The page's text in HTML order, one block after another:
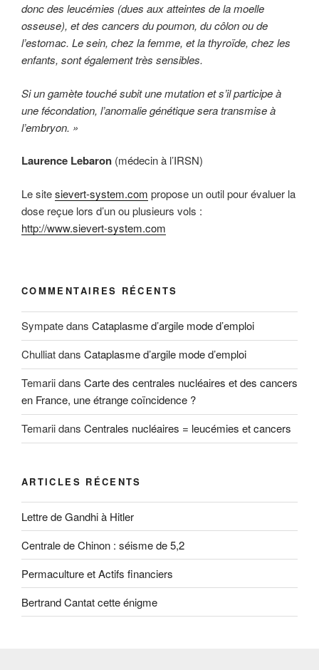
donc des leucémies (dues aux atteintes de la moelle
osseuse), et des cancers du poumon, du côlon ou de
l’estomac. Le sein, chez la femme, et la thyroïde, chez les
enfants, sont également très sensibles.
Si un gamète touché subit une mutation et s’il participe à
une fécondation, l’anomalie génétique sera transmise à
l’embryon. »
Laurence Lebaron (médecin à l’IRSN)
Le sitesievert-system.com propose un outil pour évaluer la
dose reçue lors d’un ou plusieurs vols :
http://www.sievert-system.com
COMMENTAIRES RÉCENTS
Sympatedans Cataplasme d’argile mode d’emploi
Chulliatdans Cataplasme d’argile mode d’emploi
Temariidans Carte des centrales nucléaires et des cancers
en France, une étrange coïncidence ?
Temariidans Centrales nucléaires = leucémies et cancers
ARTICLES RÉCENTS
Lettre de Gandhi à Hitler
Centrale de Chinon : séisme de 5,2
Permaculture et Actifs financiers
Bertrand Cantat cette énigme